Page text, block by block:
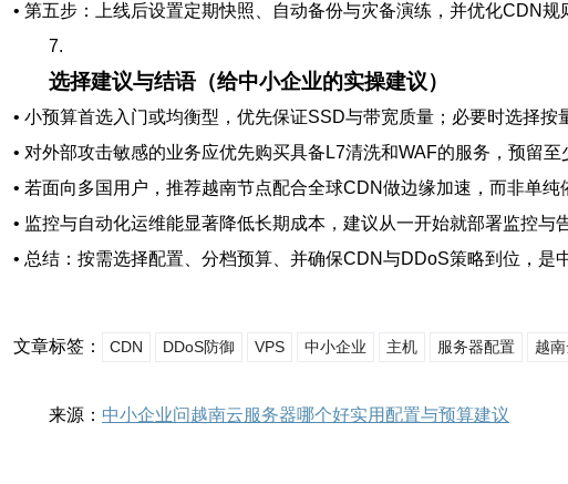
• 第五步：上线后设置定期快照、自动备份与灾备演练，并优化CDN规
7.
选择建议与结语（给中小企业的实操建议）
• 小预算首选入门或均衡型，优先保证SSD与带宽质量；必要时选择按
• 对外部攻击敏感的业务应优先购买具备L7清洗和WAF的服务，预留至
• 若面向多国用户，推荐越南节点配合全球CDN做边缘加速，而非单纯
• 监控与自动化运维能显著降低长期成本，建议从一开始就部署监控与
• 总结：按需选择配置、分档预算、并确保CDN与DDoS策略到位，是
文章标签： CDN DDoS防御 VPS 中小企业 主机 服务器配置 越
来源： 中小企业问越南云服务器哪个好实用配置与预算建议